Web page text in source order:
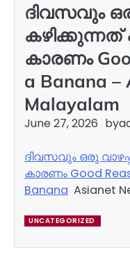
ദിവസവും
കഴിക്കുന്നത്
കാരണം
a Banana –
Malayalam
June 27, 2026 by
ദിവസവും ഒരു
കാരണം Good
Banana Asianet
UNCATEGORIZED